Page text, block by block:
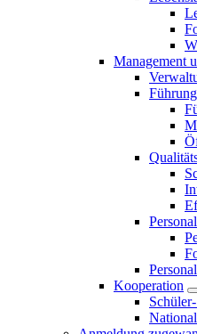
Management
Führung
Kooperation